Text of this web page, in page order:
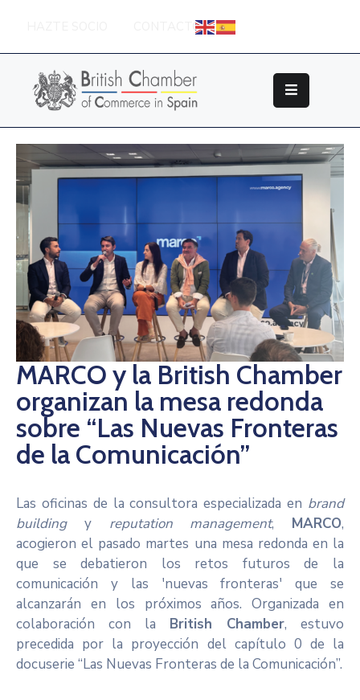
CONTACTO
Sobre
British
Chamber
Socios
Eventos
Grupos
De
Trabajo
Nuestros
Partners
Noticias
MARCO y la British Chamber
organizan la mesa redonda
sobre “Las Nuevas Fronteras
de la Comunicación”
Las oficinas de la consultora especializada en brand
buildingy reputation management, MARCO,
acogieron el pasado martes una mesa redonda en la
que se debatieron los retos futuros de la
comunicación y las 'nuevas fronteras' que se
alcanzarán en los próximos años. Organizada en
colaboración con la British Chamber, estuvo
precedida por la proyección del capítulo 0 de la
docuserie “Las Nuevas Fronteras de la Comunicación”.